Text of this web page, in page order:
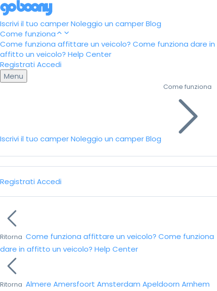
Iscrivi il tuo camperNoleggio un camperBlog
Come funziona
Come funziona affittare un veicolo? Come funziona dare in
affitto un veicolo? Help Center
Registrati Accedi
Menu
Iscrivi il tuo camperNoleggio un camperBlog
Come funziona
Registrati Accedi
Ritorna Come funziona affittare un veicolo? Come funziona
dare in affitto un veicolo? Help Center
Ritorna Almere Amersfoort Amsterdam Apeldoorn Arnhem